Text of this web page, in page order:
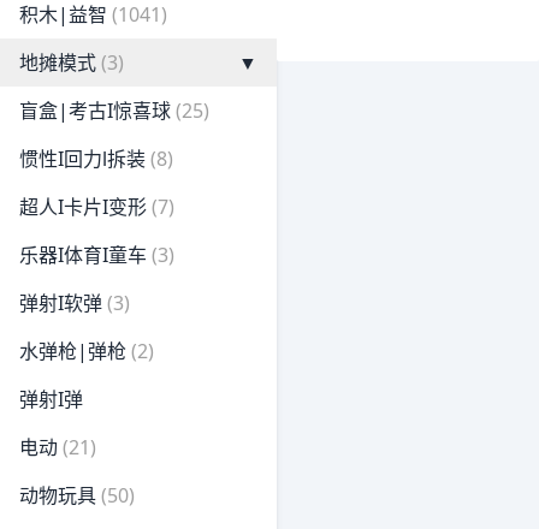
积木|益智 (1041)
地摊模式(3)
▼
盲盒|考古I惊喜球(25)
惯性I回力l拆装(8)
超人I卡片I变形(7)
乐器I体育I童车 (3)
弹射I软弹(3)
水弹枪|弹枪 (2)
弹射I弹
电动(21)
动物玩具(50)